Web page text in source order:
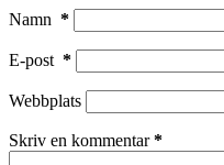
Namn *
E-post *
Webbplats
Skriv en kommentar*